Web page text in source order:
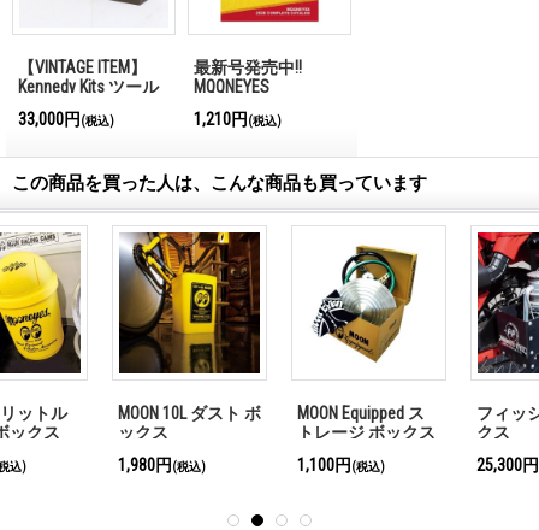
【VINTAGE ITEM】
Kennedy Kits ツール
33,000円 (税込)
最新号発売中!!
MQQNEYES
Magazine No.28 2026
1,210円 (税込)
この商品を買った人は、こんな商品も買っています
フィッシング ボッ
クス
25,300円
バッテリー ボック
5,280円
MOON Classic レザ
ー ツール ロール
27,500円